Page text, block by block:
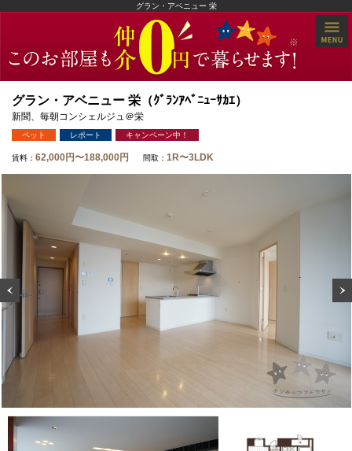
グラン・アベニュー 栄
グラン・アベニュー 栄（ｸﾞﾗﾝｱﾍﾞﾆｭｰｻｶｴ）
新聞、毎朝コンシェルジュ＠栄
ペット レポート キャンペーン中！
賃料： 62,000円〜188,000円 間取： 1R〜3LDK